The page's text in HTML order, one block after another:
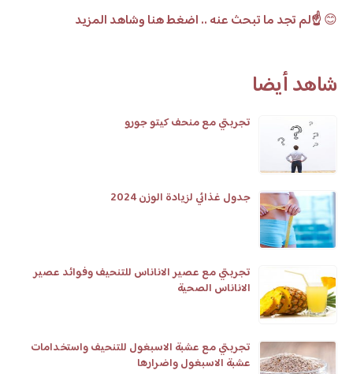
😊☝️لم تجد ما تبحث عنه .. اضغط هنا وشاهد المزيد
شاهد أيضا
تجربتي مع منحف كيتو جورو
جدول غذائي لزيادة الوزن 2024
تجربتي مع عصير الاناناس للتنحيف وفوائد عصير
الاناناس الصحية
تجربتي مع عشبة الاسبغول للتنحيف واستخدامات
عشبة الاسبغول واضرارها